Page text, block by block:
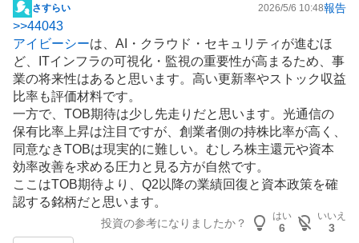
掲
示
板
記
事
さすらい 2026/5/6 10:48報告
>>44043
アイビーシーは、AI・クラウド・セキュリティが進むほ
ど、ITインフラの可視化・監視の重要性が高まるため、事
業の将来性はあると思います。高い更新率やストック収益
比率も評価材料です。
一方で、TOB期待は少し先走りだと思います。光通信の
保有比率上昇は注目ですが、創業者側の持株比率が高く、
同意なきTOBは現実的に難しい。むしろ株主還元や資本
効率改善を求める圧力と見る方が自然です。
ここはTOB期待より、Q2以降の業績回復と資本政策を確
認する銘柄だと思います。
投資の参考になりましたか？
はい
6
いいえ
3